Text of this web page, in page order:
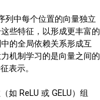
列中每个位置的向量独立
些特征，以形成更丰富的
的全局依赖关系形成互
机制学习的是向量之间的
表示。
如 ReLU 或 GELU）组